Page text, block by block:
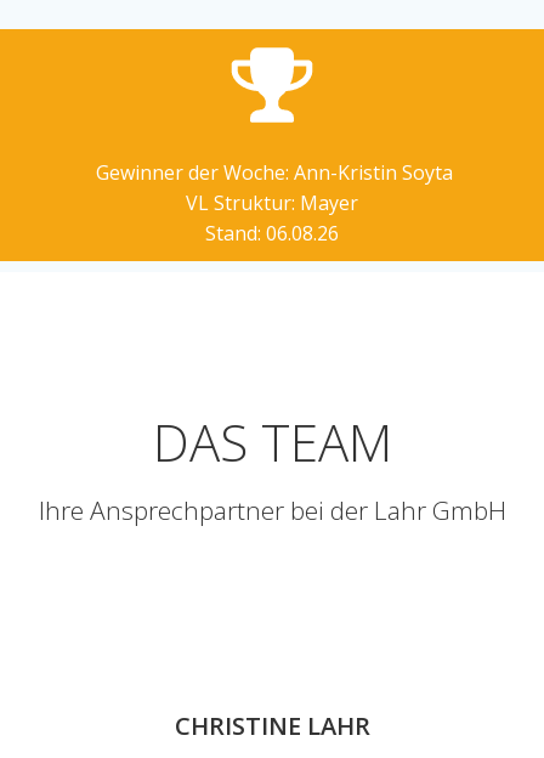
Gewinner der Woche: Ann-Kristin Soyta
VL Struktur: Mayer
Stand: 06.08.26
DAS TEAM
Ihre Ansprechpartner bei der Lahr GmbH
CHRISTINE LAHR